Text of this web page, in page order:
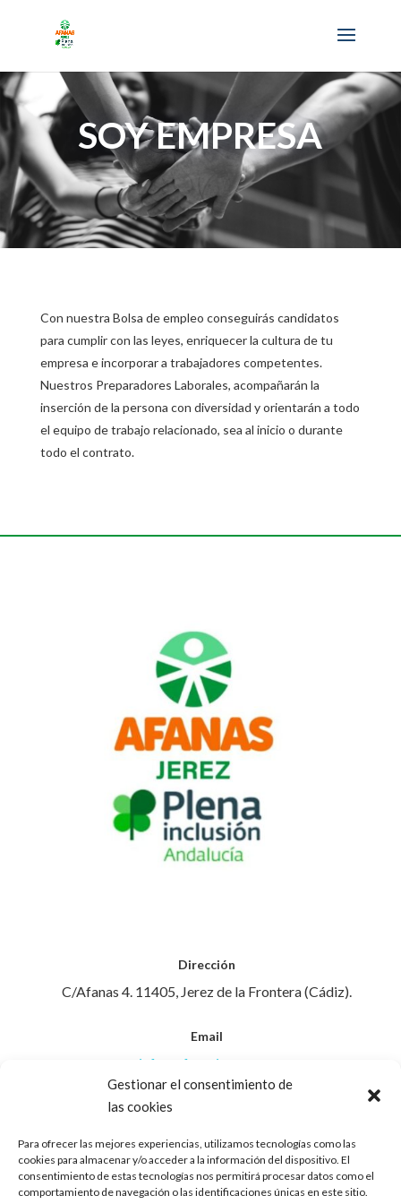
Gestionar el consentimiento de
las cookies
Para ofrecer las mejores experiencias, utilizamos tecnologías como las
cookies para almacenar y/o acceder a la información del dispositivo. El
consentimiento de estas tecnologías nos permitirá procesar datos como el
comportamiento de navegación o las identificaciones únicas en este sitio.
SOY EMPRESA
Con nuestra Bolsa de empleo conseguirás candidatos
para cumplir con las leyes, enriquecer la cultura de tu
empresa e incorporar a trabajadores competentes.
Nuestros Preparadores Laborales, acompañarán la
inserción de la persona con diversidad y orientarán a todo
el equipo de trabajo relacionado, sea al inicio o durante
todo el contrato.
Dirección
C/Afanas 4. 11405, Jerez de la Frontera (Cádiz).
Email
info@afanasjerez.com
Aviso Legal